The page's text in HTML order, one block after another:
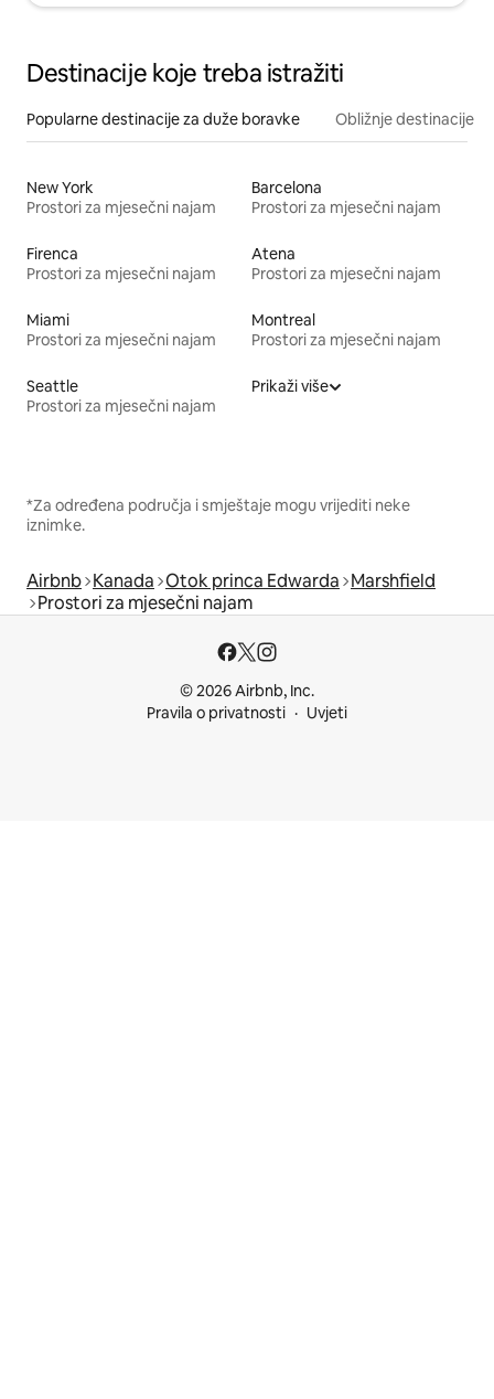
Destinacije koje treba istražiti
Popularne destinacije za duže boravke Obližnje destinacije
New York
Prostori za mjesečni najam
Barcelona
Prostori za mjesečni najam
Firenca
Prostori za mjesečni najam
Atena
Prostori za mjesečni najam
Miami
Prostori za mjesečni najam
Montreal
Prostori za mjesečni najam
Seattle
Prostori za mjesečni najam
Prikaži više
*Za određena područja i smještaje mogu vrijediti neke
iznimke.
Airbnb Kanada Otok princa Edwarda Marshfield
Prostori za mjesečni najam
© 2026 Airbnb, Inc.
Pravila o privatnosti
Uvjeti